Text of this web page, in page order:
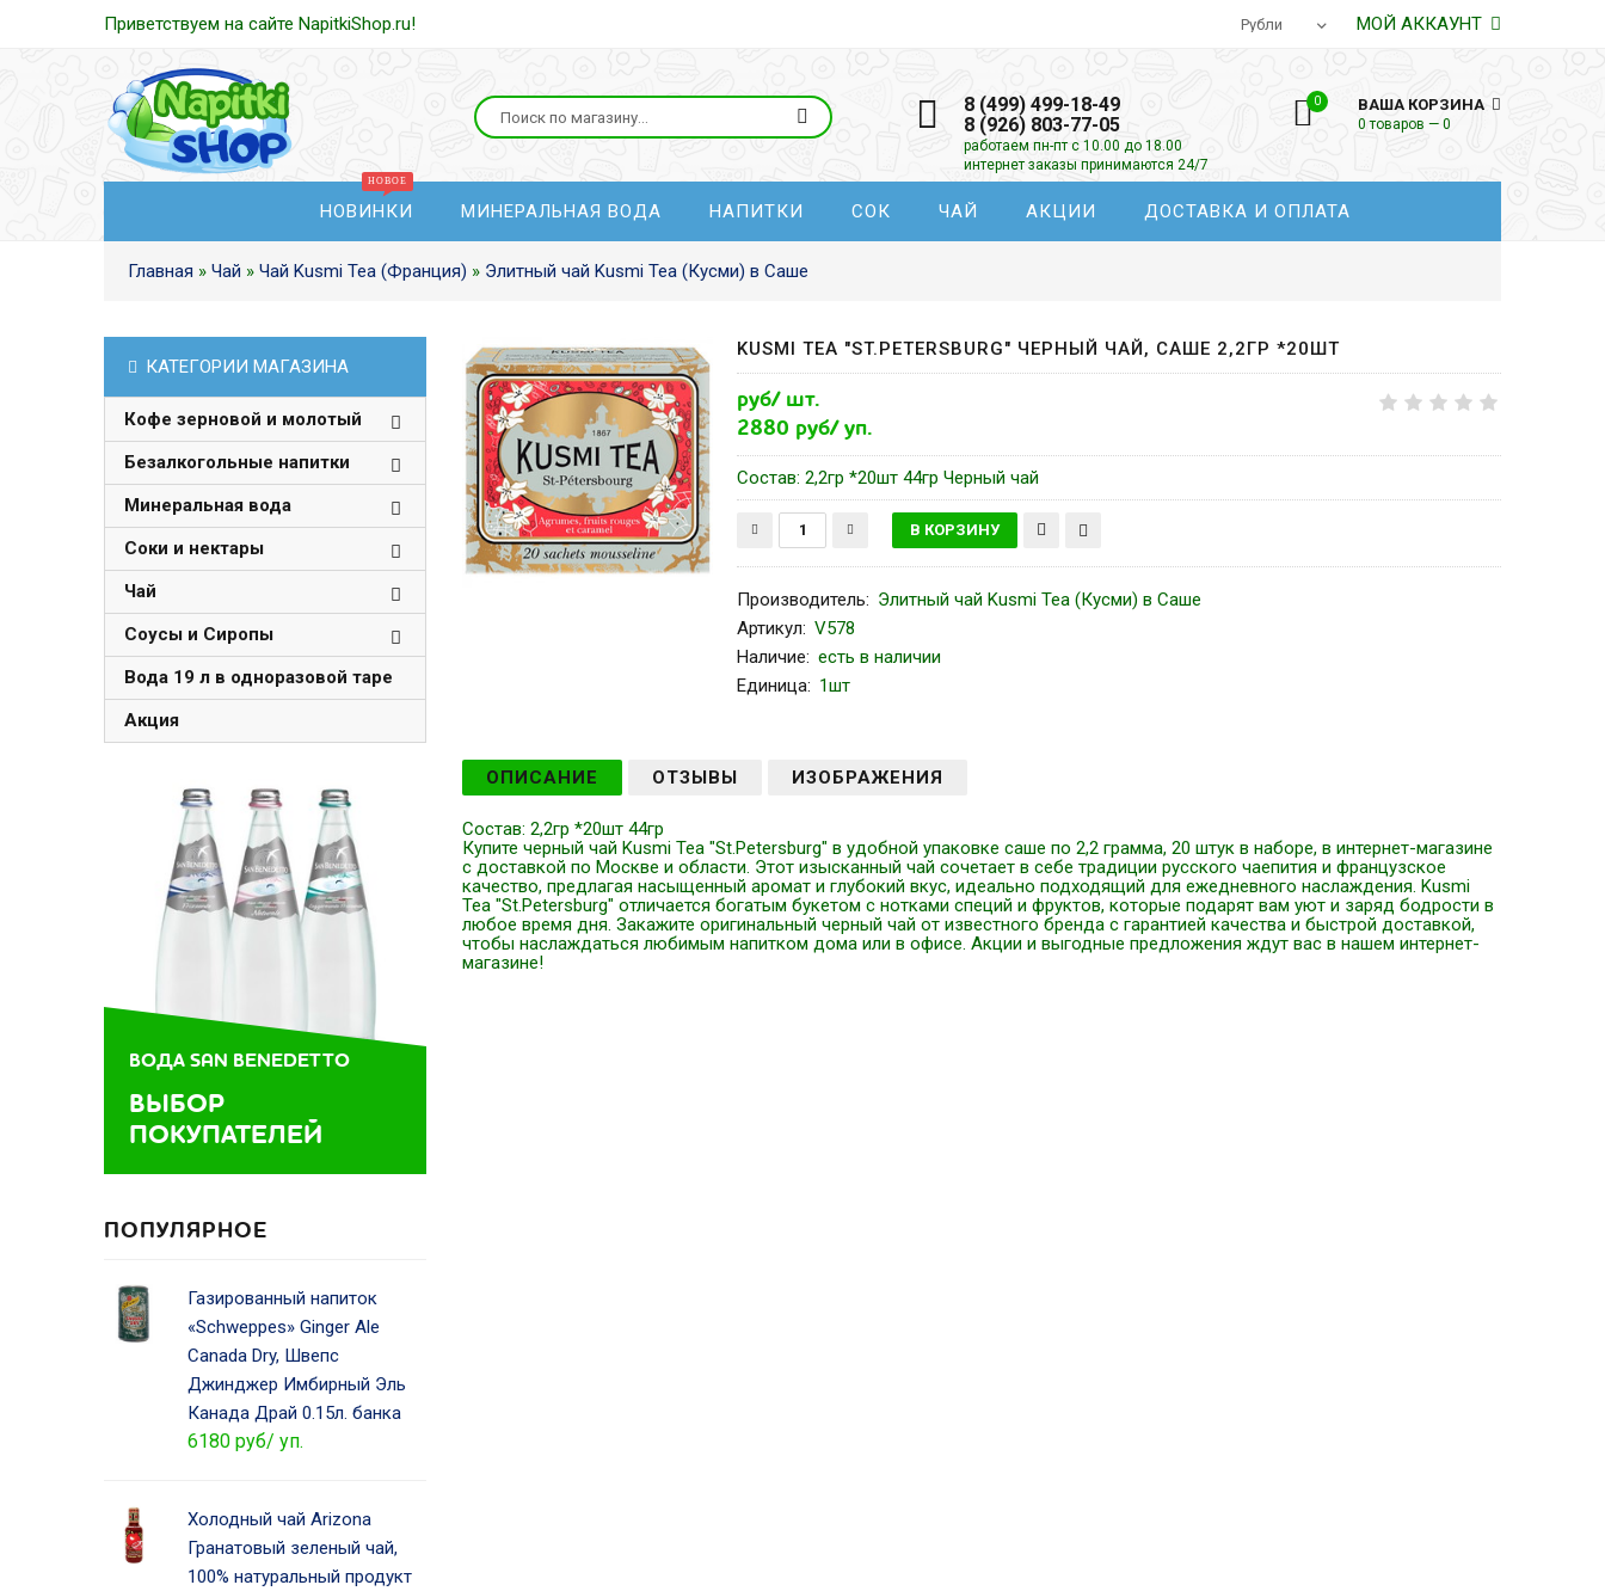
Приветствуем на сайте NapitkiShop.ru! МОЙ АККАУНТ
8 (499) 499-18-49
8 (926) 803-77-05
работаем пн-пт с 10.00 до 18.00
интернет заказы принимаются 24/7
0 ВАША КОРЗИНА
0 товаров — 0
НОВИНКИ МИНЕРАЛЬНАЯ ВОДА НАПИТКИ СОК ЧАЙ АКЦИИ ДОСТАВКА И ОПЛАТА
Главная » Чай » Чай Kusmi Tea (Франция) » Элитный чай Kusmi Tea (Кусми) в Саше
KUSMI TEA "ST.PETERSBURG" ЧЕРНЫЙ ЧАЙ, САШЕ 2,2ГР *20ШТ
руб/ шт.
2880 руб/ уп.
Состав: 2,2гр *20шт 44гр Черный чай
Производитель: Элитный чай Kusmi Tea (Кусми) в Саше
Артикул: V578
Наличие: есть в наличии
Единица: 1шт
ОПИСАНИЕ ОТЗЫВЫ ИЗОБРАЖЕНИЯ
Состав: 2,2гр *20шт 44гр
Купите черный чай Kusmi Tea "St.Petersburg" в удобной упаковке саше по 2,2 грамма, 20 штук в наборе, в интернет-магазине
с доставкой по Москве и области. Этот изысканный чай сочетает в себе традиции русского чаепития и французское
качество, предлагая насыщенный аромат и глубокий вкус, идеально подходящий для ежедневного наслаждения. Kusmi
Tea "St.Petersburg" отличается богатым букетом с нотками специй и фруктов, которые подарят вам уют и заряд бодрости в
любое время дня. Закажите оригинальный черный чай от известного бренда с гарантией качества и быстрой доставкой,
чтобы наслаждаться любимым напитком дома или в офисе. Акции и выгодные предложения ждут вас в нашем интернет-
магазине!
КАТЕГОРИИ МАГАЗИНА
Кофе зерновой и молотый
Безалкогольные напитки
Минеральная вода
Соки и нектары
Чай
Соусы и Сиропы
Вода 19 л в одноразовой таре
Акция
ВОДА SAN BENEDETTO
ВЫБОР
ПОКУПАТЕЛЕЙ
ПОПУЛЯРНОЕ
Газированный напиток
«Schweppes» Ginger Ale
Canada Dry, Швепс
Джинджер Имбирный Эль
Канада Драй 0.15л. банка
6180 руб/ уп.
Холодный чай Arizona
Гранатовый зеленый чай,
100% натуральный продукт